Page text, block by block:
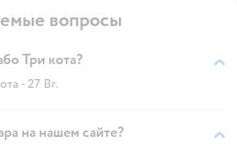
вопросы
Три кота?
- 27 Br.
на нашем сайте?